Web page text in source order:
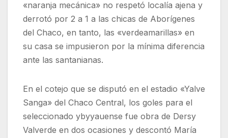
«naranja mecánica» no respetó localía ajena y
derrotó por 2 a 1 a las chicas de Aborígenes
del Chaco, en tanto, las «verdeamarillas» en
su casa se impusieron por la mínima diferencia
ante las santanianas.
En el cotejo que se disputó en el estadio «Yalve
Sanga» del Chaco Central, los goles para el
seleccionado ybyyauense fue obra de Dersy
Valverde en dos ocasiones y descontó María